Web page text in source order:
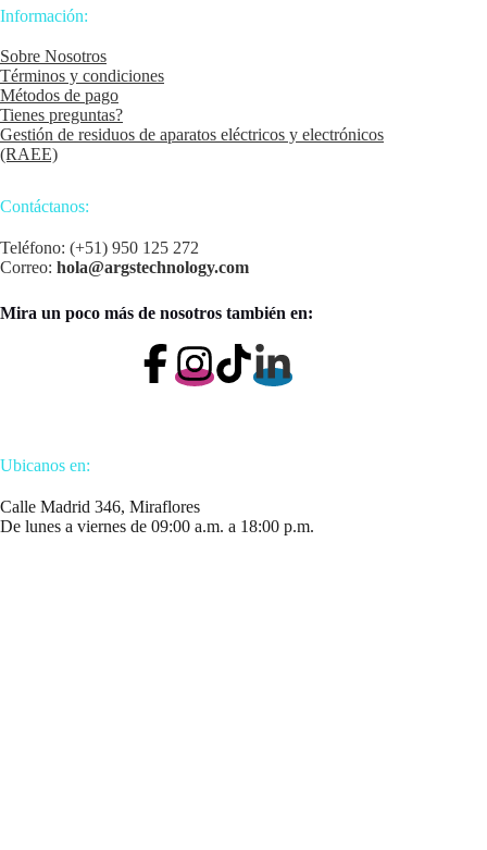
Información:
Sobre Nosotros
Términos y condiciones
Métodos de pago
Tienes preguntas?
Gestión de residuos de aparatos eléctricos y electrónicos
(RAEE)
Contáctanos:
Teléfono: (+51) 950 125 272
Correo: hola@argstechnology.com
Mira un poco más de nosotros también en:
Ubicanos en:
Calle Madrid 346, Miraflores
De lunes a viernes de 09:00 a.m. a 18:00 p.m.